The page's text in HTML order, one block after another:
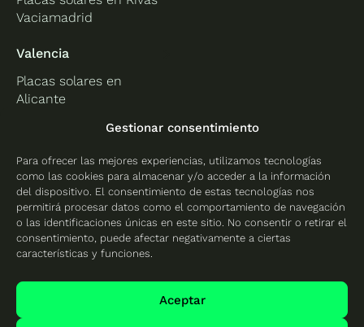
Gestionar consentimiento
Para ofrecer las mejores experiencias, utilizamos tecnologías
como las cookies para almacenar y/o acceder a la información
del dispositivo. El consentimiento de estas tecnologías nos
permitirá procesar datos como el comportamiento de navegación
o las identificaciones únicas en este sitio. No consentir o retirar el
consentimiento, puede afectar negativamente a ciertas
características y funciones.
Aceptar
Vaciamadrid
Valencia
Placas solares en
Alicante
Placas solares en
Placas solares en
Valencia
Protección de datos
Política de cookies
Mapa del sitio